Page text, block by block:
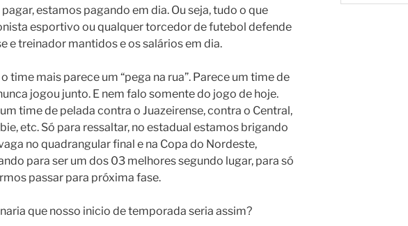
estamos pagando em dia. Ou seja, tudo o que
esportivo ou qualquer torcedor de futebol defende
e treinador mantidos e os salários em dia.
time mais parece um “pega na rua”. Parece um time de
jogou junto. E nem falo somente do jogo de hoje.
time de pelada contra o Juazeirense, contra o Central,
etc. Só para ressaltar, no estadual estamos brigando
no quadrangular final e na Copa do Nordeste,
para ser um dos 03 melhores segundo lugar, para só
passar para próxima fase.
que nosso inicio de temporada seria assim?